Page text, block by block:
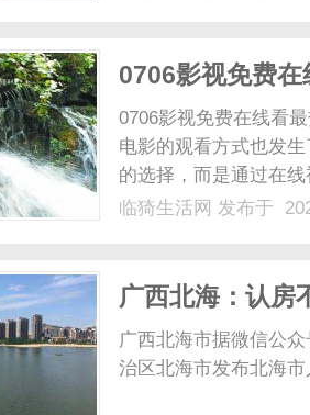
0706影视免费
0706影视免费在线看
电影的观看方式也发
的选择，而是通过在
0706影视免费在线看
临猗生活网 发布于
广西北海：认房
商品住房首付款
广西北海市据微信公
治区北海市发布北海